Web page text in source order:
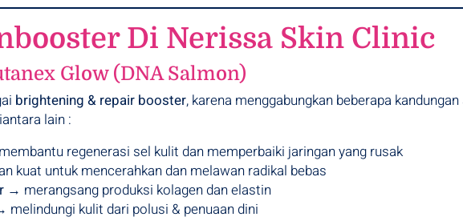
Di Nerissa Skin Clinic
Glow (DNA Salmon)
brightening & repair booster, karena menggabungkan beberapa
lain :
regenerasi sel kulit dan memperbaiki jaringan yang rusak
kuat untuk mencerahkan dan melawan radikal bebas
→ merangsang produksi kolagen dan elastin
kulit dari polusi & penuaan dini